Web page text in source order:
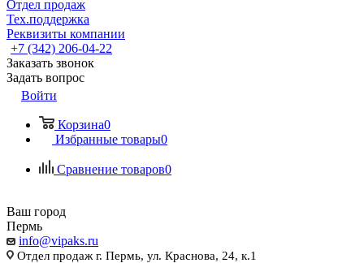
Отдел продаж
Тех.поддержка
Реквизиты компании
+7 (342) 206-04-22
Заказать звонок
Задать вопрос
Войти
Корзина0
Избранные товары0
Сравнение товаров0
Ваш город
Пермь
info@vipaks.ru
Отдел продаж г. Пермь, ул. Краснова, 24, к.1